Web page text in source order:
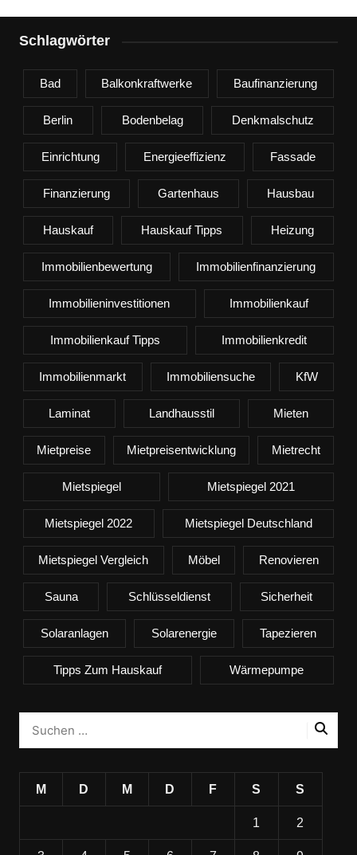
Schlagwörter
Bad Balkonkraftwerke Baufinanzierung
Berlin Bodenbelag Denkmalschutz
Einrichtung Energieeffizienz Fassade
Finanzierung Gartenhaus Hausbau
Hauskauf Hauskauf Tipps Heizung
Immobilienbewertung Immobilienfinanzierung
Immobilieninvestitionen Immobilienkauf
Immobilienkauf Tipps Immobilienkredit
Immobilienmarkt Immobiliensuche KfW
Laminat Landhausstil Mieten
Mietpreise Mietpreisentwicklung Mietrecht
Mietspiegel Mietspiegel 2021
Mietspiegel 2022 Mietspiegel Deutschland
Mietspiegel Vergleich Möbel Renovieren
Sauna Schlüsseldienst Sicherheit
Solaranlagen Solarenergie Tapezieren
Tipps Zum Hauskauf Wärmepumpe
M D M D F S S
1 2